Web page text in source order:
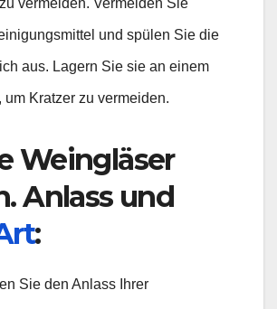
und spülen Sie die
aus. Lagern Sie sie an einem
um Kratzer zu vermeiden.
Weingläser
Anlass und
:
Sie den Anlass Ihrer